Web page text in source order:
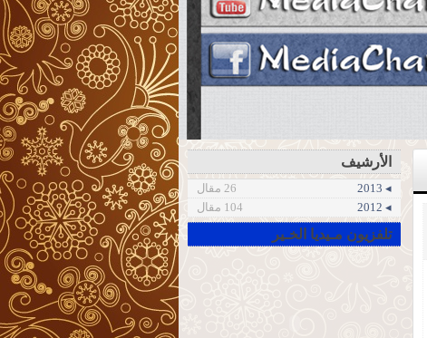
الأرشيف
◂ 2013
26 مقال
◂ 2012
104 مقال
تلفزيون مـيديا الخـير